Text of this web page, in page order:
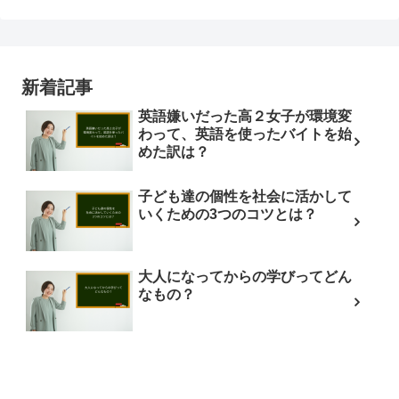
新着記事
英語嫌いだった高２女子が環境変
わって、英語を使ったバイトを始
めた訳は？
子ども達の個性を社会に活かして
いくための3つのコツとは？
大人になってからの学びってどん
なもの？